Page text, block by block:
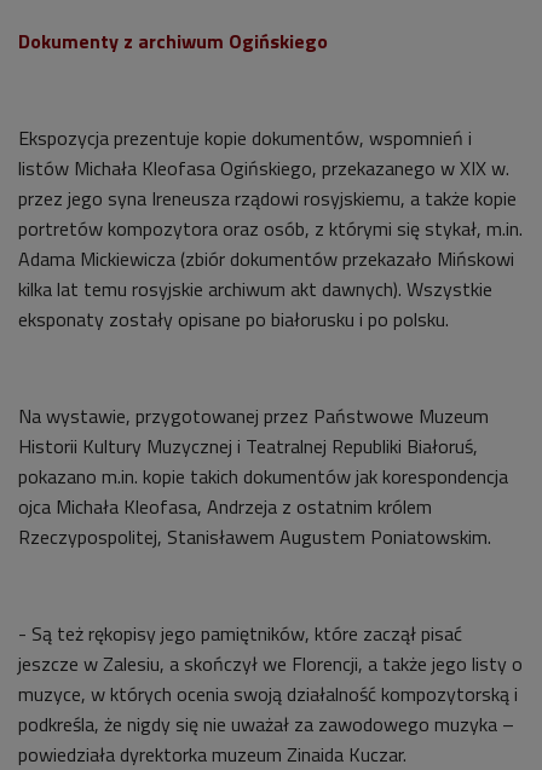
Dokumenty z archiwum Ogińskiego
Ekspozycja prezentuje kopie dokumentów, wspomnień i
listów Michała Kleofasa Ogińskiego, przekazanego w XIX w.
przez jego syna Ireneusza rządowi rosyjskiemu, a także kopie
portretów kompozytora oraz osób, z którymi się stykał, m.in.
Adama Mickiewicza (zbiór dokumentów przekazało Mińskowi
kilka lat temu rosyjskie archiwum akt dawnych). Wszystkie
eksponaty zostały opisane po białorusku i po polsku.
Na wystawie, przygotowanej przez Państwowe Muzeum
Historii Kultury Muzycznej i Teatralnej Republiki Białoruś,
pokazano m.in. kopie takich dokumentów jak korespondencja
ojca Michała Kleofasa, Andrzeja z ostatnim królem
Rzeczypospolitej, Stanisławem Augustem Poniatowskim.
- Są też rękopisy jego pamiętników, które zaczął pisać
jeszcze w Zalesiu, a skończył we Florencji, a także jego listy o
muzyce, w których ocenia swoją działalność kompozytorską i
podkreśla, że nigdy się nie uważał za zawodowego muzyka –
powiedziała dyrektorka muzeum Zinaida Kuczar.